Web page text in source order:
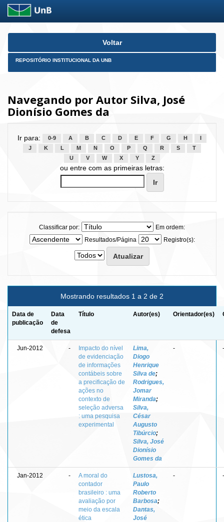
Skip
Voltar
REPOSITÓRIO INSTITUCIONAL DA UNB
Navegando por Autor Silva, José
Dionísio Gomes da
Ir para: 0-9 A B C D E F G H
J
K L M N O P Q R S
T
U
V W X Y Z
ou entre com as primeiras letras:
Classificar por:
Em ordem:
Resultados/Página
Registro(s):
Mostrando resultados 1 a 2 de 2
Data de
publicação
Data
de
defesa
Título Autor(es) Orientador(es)
Jun-2012 -
Impacto do nível
de evidenciação
de informações
contábeis sobre
a precificação de
ações no
contexto de
seleção adversa
: uma pesquisa
experimental
Lima,
Diogo
Henrique
Silva de;
Rodrigues,
Jomar
Miranda;
Silva,
César
Augusto
Tibúrcio;
Silva, José
Dionísio
Gomes da
- -
Jan-2012 -
A moral do
contador
brasileiro : uma
avaliação por
meio da escala
ética
Lustosa,
Paulo
Roberto
Barbosa;
Dantas,
José
- -